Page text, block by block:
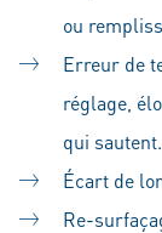
ou
Erreur de
réglage,
qui sautent.
Écart de
Re-